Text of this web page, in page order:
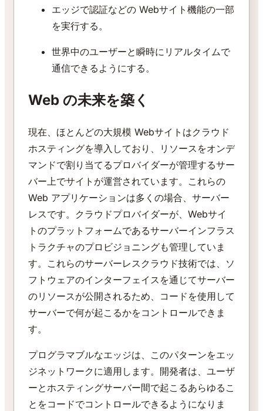
エッジで認証などの Webサイト機能の一部
を実行する。
世界中のユーザーと瞬時にリアルタイムで
通信できるようにする。
Web の未来を築く
現在、ほとんどの大規模 Webサイトはクラウド
ホスティングを導入しており、リソースをオンデ
マンドで割り当てるプロバイダーが管理するサー
バー上でサイトが運営されています。これらの
Web アプリケーションは多くの場合、サーバー
レスです。クラウドプロバイダーが、Webサイ
トのプラットフォームであるサーバーインフラス
トラクチャのプロビジョニングも管理していま
す。これらのサーバーレスクラウド技術では、ソ
フトウェアのインターフェイスを通じてサーバー
のリソースが公開されるため、コードを使用して
サーバーで何が起こるかをコントロールできま
す。
プログラマブルなエッジは、このパターンをエッ
ジネットワークに適用します。開発者は、ユーザ
ーとホスティングサーバー間で起こるあらゆるこ
とをコードでコントロールできるようになりま